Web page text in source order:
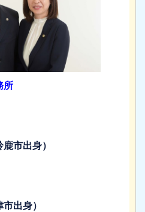
所
市出身）
出身）